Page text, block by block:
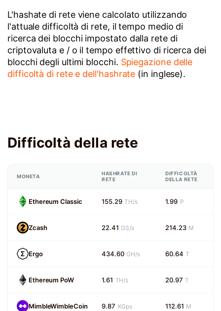
L'hashate di rete viene calcolato utilizzando
l'attuale difficoltà di rete, il tempo medio di
ricerca dei blocchi impostato dalla rete di
criptovaluta e / o il tempo effettivo di ricerca dei
blocchi degli ultimi blocchi. Spiegazione delle
difficoltà di rete e dell'hashrate (in inglese).
Difficoltà della rete
MONETA
HASHRATE DI
RETE
DIFFICOLTÀ
DELLA RETE
Ethereum Classic 155.29 TH/s 1.99 P
Zcash 22.41 GS/s 214.23 M
Ergo 434.60 GH/s 60.64 T
Ethereum PoW 1.61 TH/s 20.97 T
MimbleWimbleCoin 9.87 KGps 112.61 M